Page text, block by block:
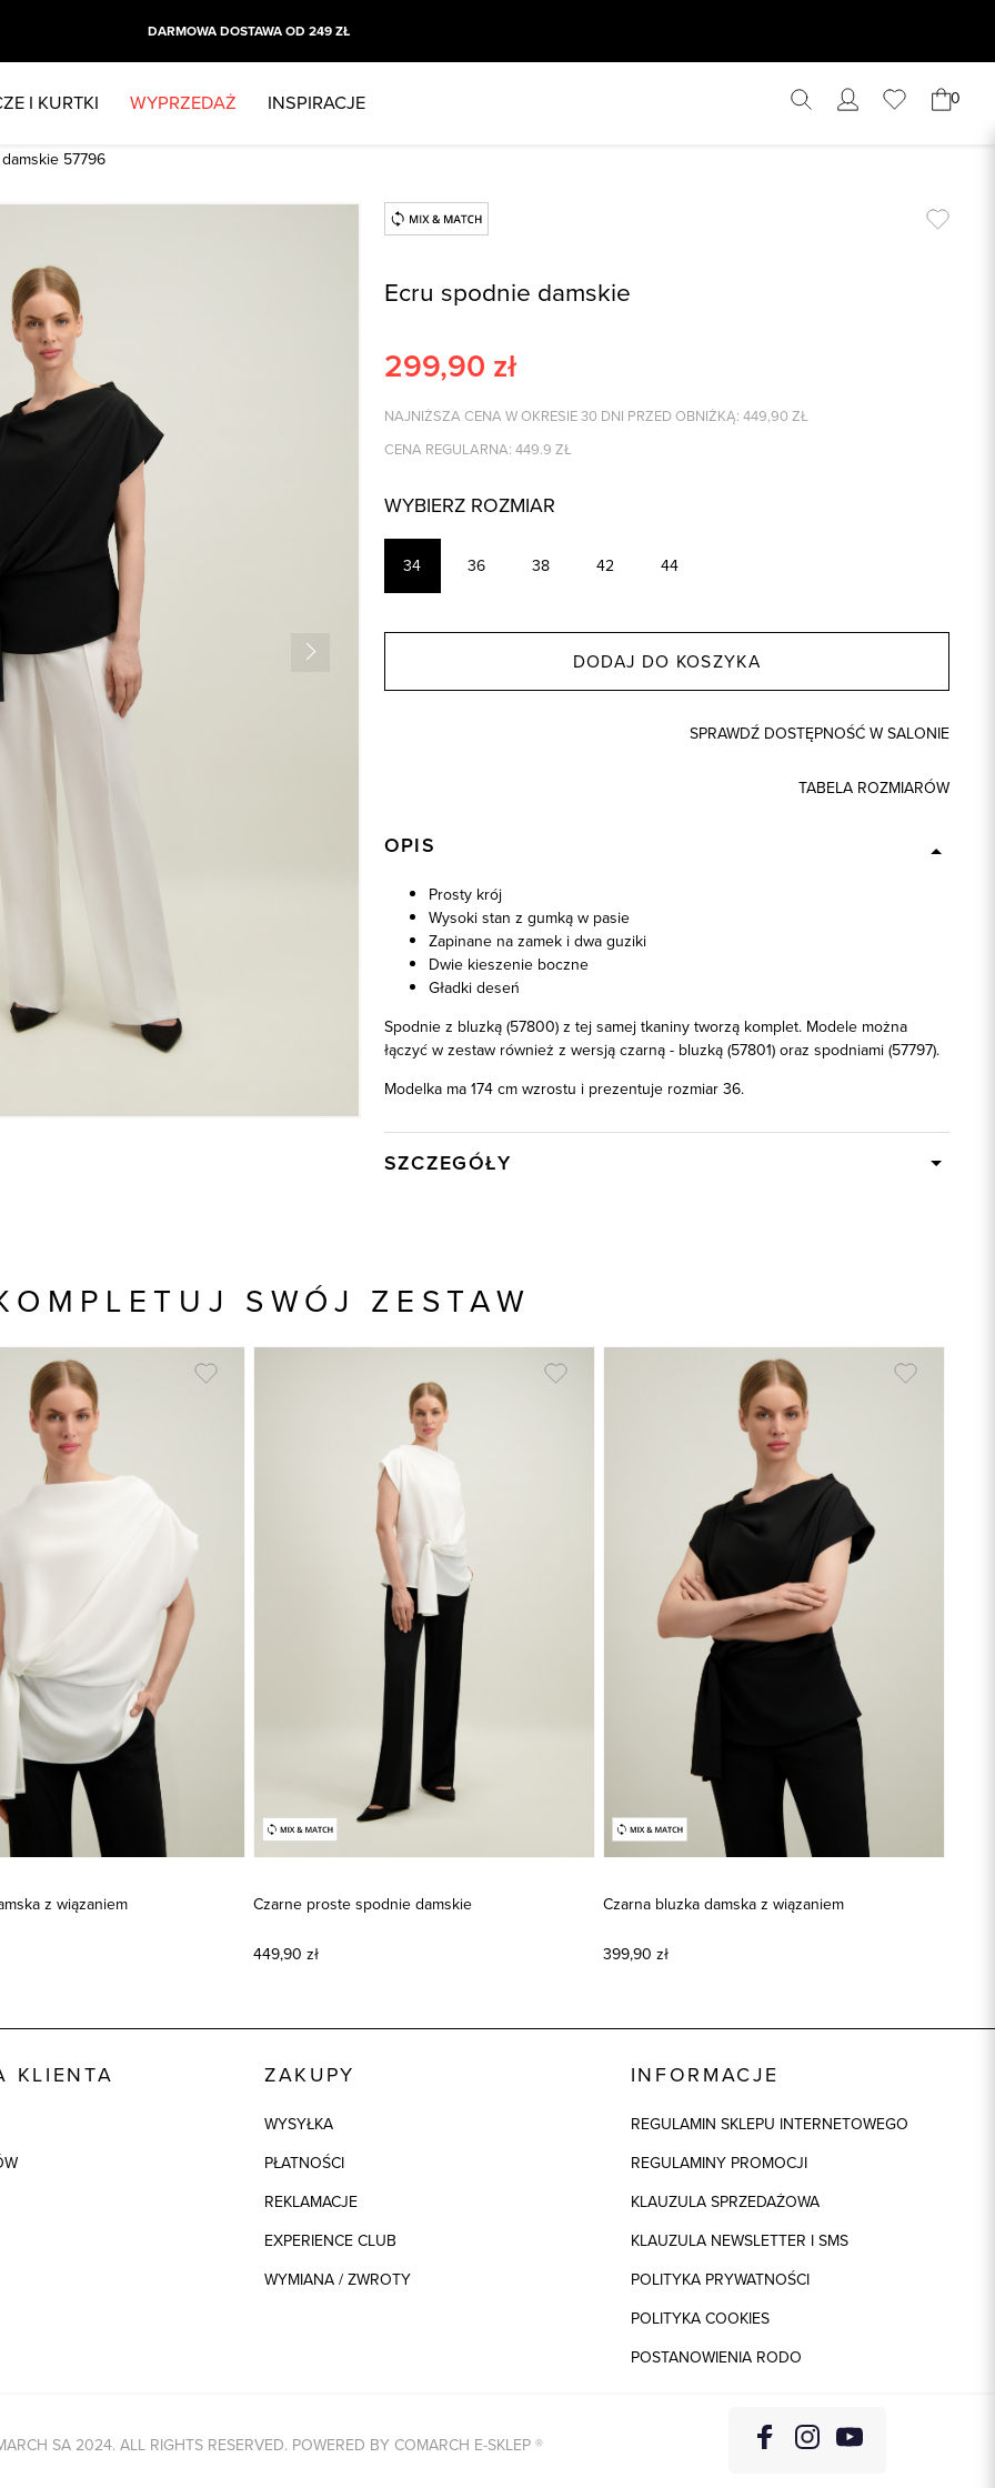
DARMOWA DOSTAWA OD 249 ZŁ
I KURTKI WYPRZEDAŻ INSPIRACJE 0
57796
Ecru spodnie damskie
299,90 zł
NAJNIŻSZA CENA W OKRESIE 30 DNI PRZED OBNIŻKĄ: 449,90 ZŁ
CENA REGULARNA: 449.9 ZŁ
WYBIERZ ROZMIAR
34 36 38 42 44
DODAJ DO KOSZYKA
SPRAWDŹ DOSTĘPNOŚĆ W SALONIE
TABELA ROZMIARÓW
OPIS
Prosty krój
Wysoki stan z gumką w pasie
Zapinane na zamek i dwa guziki
Dwie kieszenie boczne
Gładki deseń
Spodnie z bluzką (57800) z tej samej tkaniny tworzą komplet. Modele można
łączyć w zestaw również z wersją czarną - bluzką (57801) oraz spodniami (57797).
Modelka ma 174 cm wzrostu i prezentuje rozmiar 36.
SZCZEGÓŁY
Skład tkaniny
SWÓJ ZESTAW
z wiązaniem Czarne proste spodnie damskie
449,90 zł
Czarna bluzka damska z wiązaniem
399,90 zł
KLIENTA ZAKUPY
WYSYŁKA
PŁATNOŚCI
REKLAMACJE
EXPERIENCE CLUB
WYMIANA / ZWROTY
INFORMACJE
REGULAMIN SKLEPU INTERNETOWEGO
REGULAMINY PROMOCJI
KLAUZULA SPRZEDAŻOWA
KLAUZULA NEWSLETTER I SMS
POLITYKA PRYWATNOŚCI
POLITYKA COOKIES
POSTANOWIENIA RODO
SA 2024. ALL RIGHTS RESERVED. POWERED BY COMARCH E-SKLEP®